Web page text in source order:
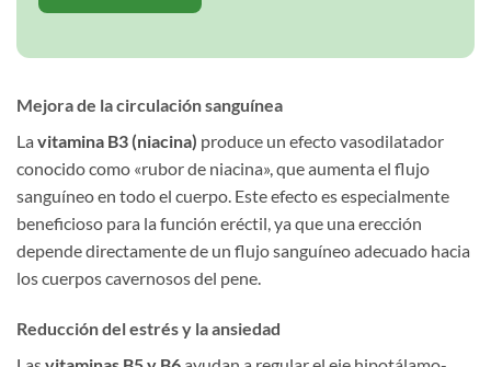
Mejora de la circulación sanguínea
La vitamina B3 (niacina) produce un efecto vasodilatador
conocido como «rubor de niacina», que aumenta el flujo
sanguíneo en todo el cuerpo. Este efecto es especialmente
beneficioso para la función eréctil, ya que una erección
depende directamente de un flujo sanguíneo adecuado hacia
los cuerpos cavernosos del pene.
Reducción del estrés y la ansiedad